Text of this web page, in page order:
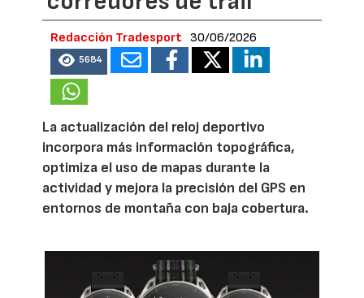
Redacción Tradesport 30/06/2026
5684
La actualización del reloj deportivo
incorpora más información topográfica,
optimiza el uso de mapas durante la
actividad y mejora la precisión del GPS en
entornos de montaña con baja cobertura.